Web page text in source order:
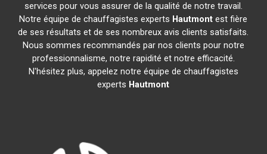
services pour vous assurer de la qualité de notre travail.
Notre équipe de chauffagistes experts Hautmont est fière
de ses résultats et de ses nombreux avis clients satisfaits.
Nous sommes recommandés par nos clients pour notre
professionnalisme, notre rapidité et notre efficacité.
N'hésitez plus, appelez notre équipe de chauffagistes
experts Hautmont